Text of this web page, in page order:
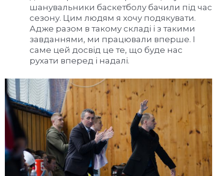
шанувальники баскетболу бачили під час
сезону. Цим людям я хочу подякувати.
Адже разом в такому складі і з такими
завданнями, ми працювали вперше. І
саме цей досвід це те, що буде нас
рухати вперед і надалі.